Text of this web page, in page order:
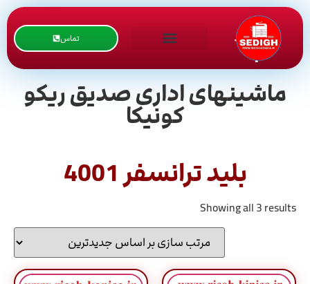
تماس
ماشینهای اداری صدیق ریکو
کونیکا
بلید ترانسفر 4001
Showing all 3 results